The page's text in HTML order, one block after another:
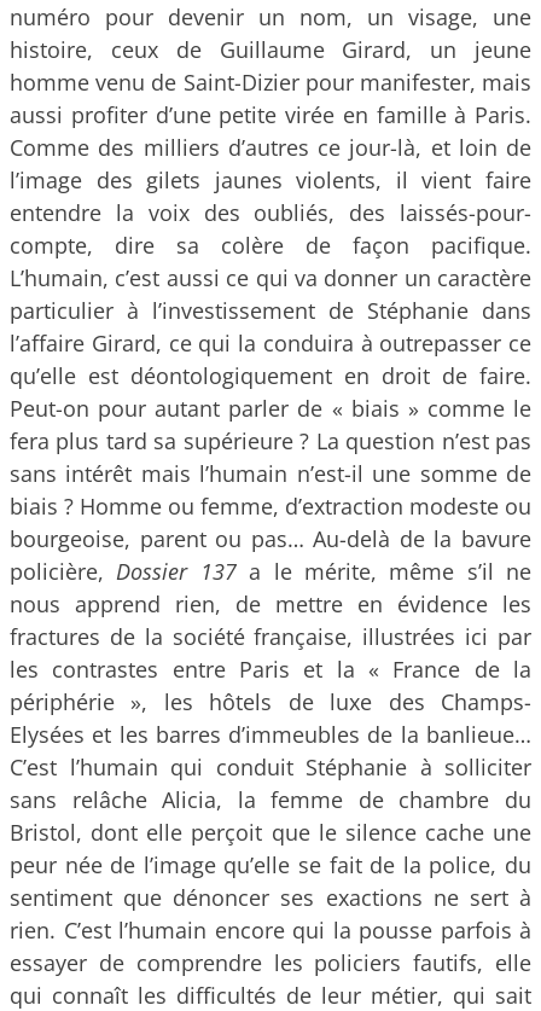
numéro pour devenir un nom, un visage, une
histoire, ceux de Guillaume Girard, un jeune
homme venu de Saint-Dizier pour manifester, mais
aussi profiter d’une petite virée en famille à Paris.
Comme des milliers d’autres ce jour-là, et loin de
l’image des gilets jaunes violents, il vient faire
entendre la voix des oubliés, des laissés-pour-
compte, dire sa colère de façon pacifique.
L’humain, c’est aussi ce qui va donner un caractère
particulier à l’investissement de Stéphanie dans
l’affaire Girard, ce qui la conduira à outrepasser ce
qu’elle est déontologiquement en droit de faire.
Peut-on pour autant parler de « biais » comme le
fera plus tard sa supérieure ? La question n’est pas
sans intérêt mais l’humain n’est-il une somme de
biais ? Homme ou femme, d’extraction modeste ou
bourgeoise, parent ou pas… Au-delà de la bavure
policière,Dossier 137a le mérite, même s’il ne
nous apprend rien, de mettre en évidence les
fractures de la société française, illustrées ici par
les contrastes entre Paris et la « France de la
périphérie », les hôtels de luxe des Champs-
Elysées et les barres d’immeubles de la banlieue…
C’est l’humain qui conduit Stéphanie à solliciter
sans relâche Alicia, la femme de chambre du
Bristol, dont elle perçoit que le silence cache une
peur née de l’image qu’elle se fait de la police, du
sentiment que dénoncer ses exactions ne sert à
rien. C’est l’humain encore qui la pousse parfois à
essayer de comprendre les policiers fautifs, elle
qui connaît les difficultés de leur métier, qui sait